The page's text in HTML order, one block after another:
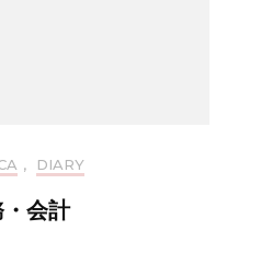
, DIARY
会計